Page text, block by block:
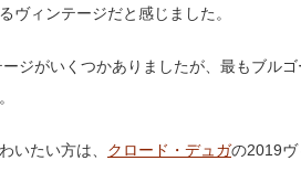
ヴィンテージだと感じました。
ジがいくつかありましたが、最もブル
いたい方は、 クロード・デュガの2019ヴ